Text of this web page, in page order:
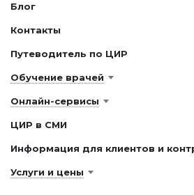
Блог
Контакты
Путеводитель по ЦИР
Обучение врачей
Онлайн-сервисы
ЦИР в СМИ
Информация для клиентов и
Услуги и цены